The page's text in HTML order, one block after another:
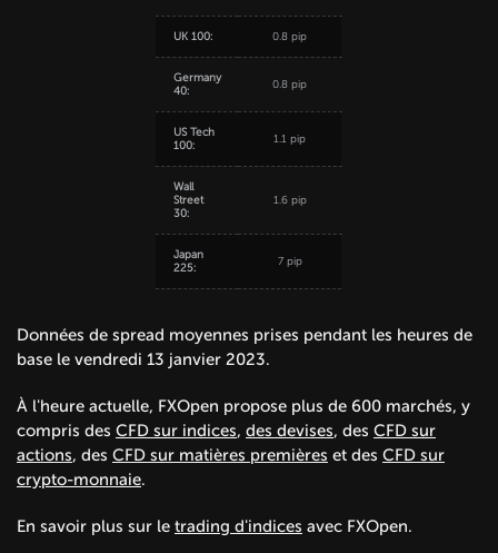
UK 100: 0.8 pip
Germany
40:
0.8 pip
US Tech
100:
1.1 pip
Wall
Street
30:
1.6 pip
Japan
225:
7 pip
Données de spread moyennes prises pendant les heures de
base le vendredi 13 janvier 2023.
À l'heure actuelle, FXOpen propose plus de 600 marchés, y
compris des CFD sur indices, des devises, des CFD sur
actions, des CFD sur matières premières et des CFD sur
crypto-monnaie.
En savoir plus sur le trading d'indices avec FXOpen.